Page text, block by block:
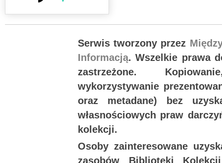
Serwis tworzony przez
Informacją. Wszelkie prawa
zastrzeżone.
wykorzystywanie
oraz metadane) bez
własnościowych praw
kolekcji.
Osoby zainteresowane
zasobów Biblioteki